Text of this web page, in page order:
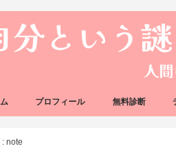
プロフィール 無料診断
: note